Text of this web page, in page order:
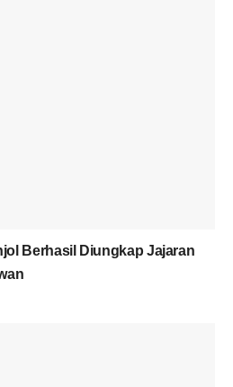
Berhasil Diungkap Jajaran